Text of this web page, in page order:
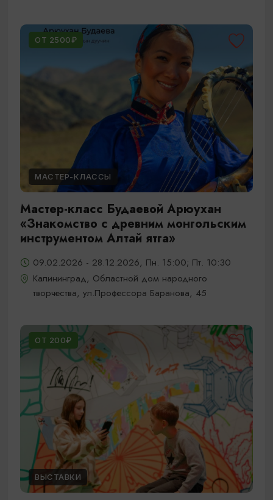
ОТ 2500₽
МАСТЕР-КЛАССЫ
Мастер-класс Будаевой Арюухан
«Знакомство с древним монгольским
инструментом Алтай ятга»
09.02.2026 - 28.12.2026, Пн. 15:00; Пт. 10:30
Калининград, Областной дом народного
творчества, ул.Профессора Баранова, 45
ОТ 200₽
ВЫСТАВКИ